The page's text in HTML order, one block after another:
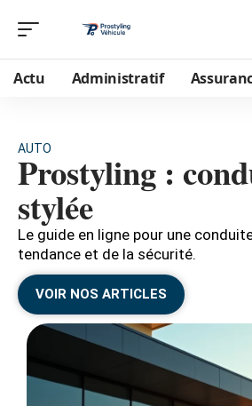
Actu Administratif
AUTO
Prostyling :
stylée
Le guide en ligne pour une
tendance et de la sécurité.
VOIR NOS ARTICLES